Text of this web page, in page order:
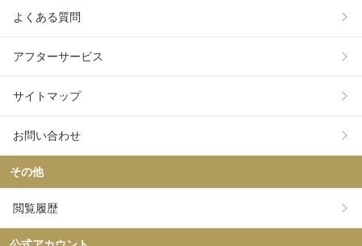
よくある質問
アフターサービス
サイトマップ
お問い合わせ
その他
閲覧履歴